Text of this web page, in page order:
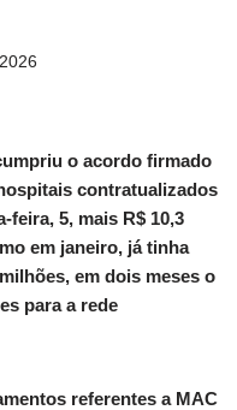
o acordo firmado
contratualizados
feira, 5, mais R$ 10,3
em janeiro, já tinha
em dois meses o
para a rede
referentes a MAC